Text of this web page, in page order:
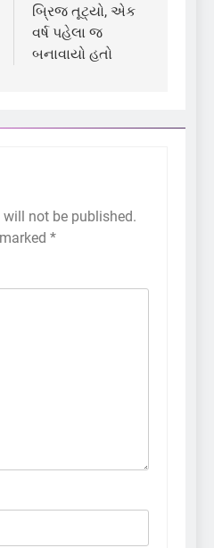
બ્રિજ તૂટ્યો, એક
વર્ષ પહેલા જ
બનાવાયો હતો
not be published.
*